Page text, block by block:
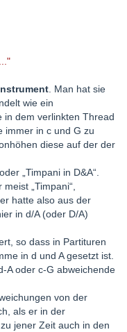
. Man hat sie
wie ein
in dem verlinkten Thread
immer in c und G zu
diese auf der der
„Timpani in D&A“.
„Timpani“,
hatte also aus der
in d/A (oder D/A)
so dass in Partituren
in d und A gesetzt ist.
A oder c-G abweichende
von der
als er in der
jener Zeit auch in den